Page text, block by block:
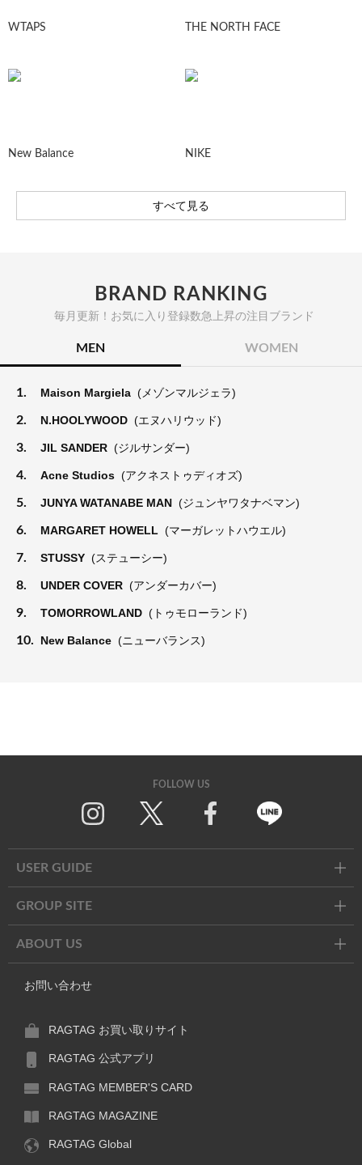
WTAPS THE NORTH FACE
New Balance NIKE
すべて見る
BRAND RANKING
毎月更新！お気に入り登録数急上昇の注目ブランド
MEN WOMEN
1. Maison Margiela (メゾンマルジェラ)
2. N.HOOLYWOOD (エヌハリウッド)
3. JIL SANDER (ジルサンダー)
4. Acne Studios (アクネストゥディオズ)
5. JUNYA WATANABE MAN (ジュンヤワタナベマン)
6. MARGARET HOWELL (マーガレットハウエル)
7. STUSSY (ステューシー)
8. UNDER COVER (アンダーカバー)
9. TOMORROWLAND (トゥモローランド)
10. New Balance (ニューバランス)
FOLLOW US
USER GUIDE
GROUP SITE
ABOUT US
お問い合わせ
RAGTAG お買い取りサイト
RAGTAG 公式アプリ
RAGTAG MEMBER'S CARD
RAGTAG MAGAZINE
RAGTAG Global